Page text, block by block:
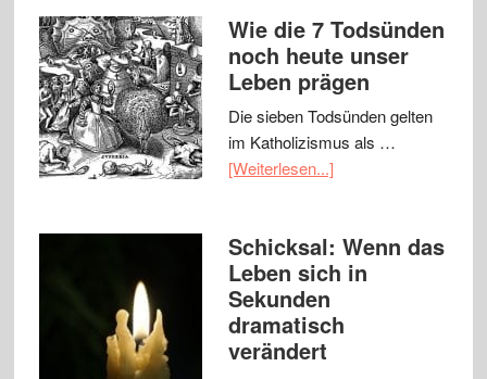
Wie die 7 Todsünden
noch heute unser
Leben prägen
Die sieben Todsünden gelten
im Katholizismus als …
[Weiterlesen...]
Schicksal: Wenn das
Leben sich in
Sekunden
dramatisch
verändert